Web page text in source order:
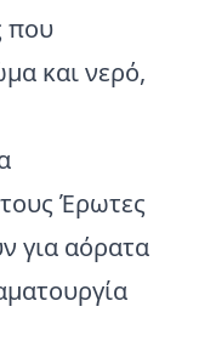
που
και νερό,
Έρωτες
για αόρατα